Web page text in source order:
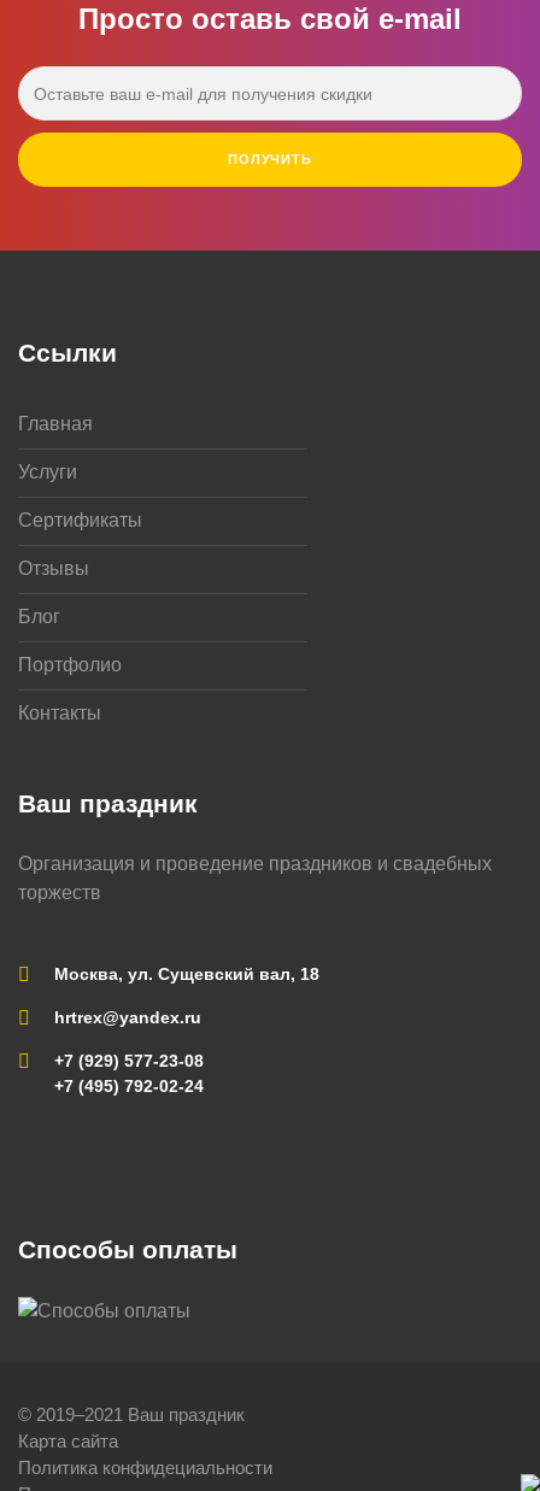
Просто оставь свой e‑mail
ПОЛУЧИТЬ
Ваш праздник
Организация и проведение праздников и свадебных
торжеств
Москва, ул. Сущевский вал, 18
hrtrex@yandex.ru
+7 (929) 577-23-08
+7 (495) 792-02-24
Ссылки
Главная
Услуги
Сертификаты
Отзывы
Блог
Портфолио
Контакты
Способы оплаты
© 2019–2021 Ваш праздник
Карта сайта
Политика конфидециальности